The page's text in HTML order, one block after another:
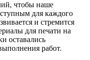
чтобы наше
для каждого
и стремится
для печати на
оставались
работ.